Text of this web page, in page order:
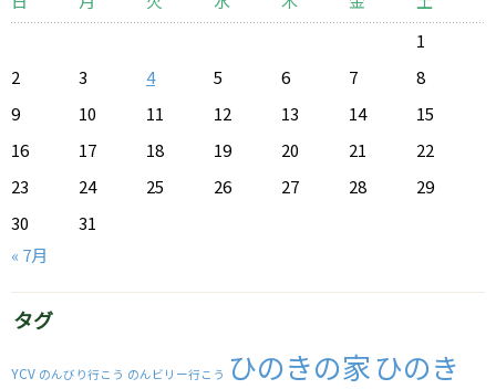
1
2
3 4 5 6 7
8
9
10 11 12 13 14
15
16
17 18 19 20 21
22
23
24 25 26 27 28
29
30
31
« 7月
タグ
YCV のんびり行こう のんビリー行こう ひのきの家ひのき